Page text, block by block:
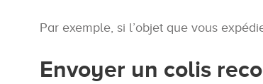
Par exemple, si l’objet que vous
Envoyer un colis